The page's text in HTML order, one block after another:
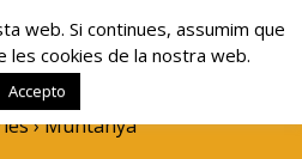
›Muntanya
web. Si continues, assumim que
les cookies de la nostra web.
Accepto